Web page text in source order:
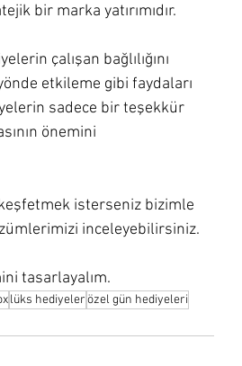
bir marka yatırımıdır.
çalışan bağlılığını
etkileme gibi faydaları
sadece bir teşekkür
önemini
isterseniz bizimle
inceleyebilirsiniz.
tasarlayalım.
lüks hediyelerözel gün hediyeleri